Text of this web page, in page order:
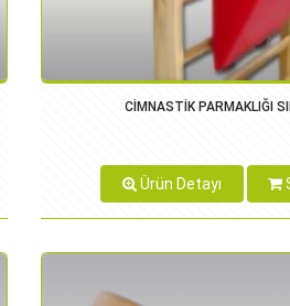
CİMNASTİK PARMAKLIĞI
Ürün Detayı